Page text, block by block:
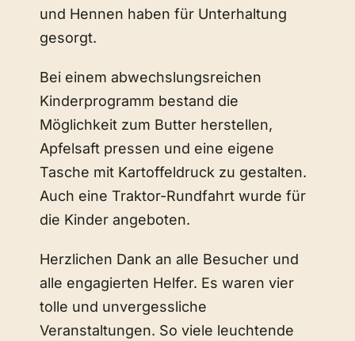
und Hennen haben für Unterhaltung
gesorgt.
Bei einem abwechslungsreichen
Kinderprogramm bestand die
Möglichkeit zum Butter herstellen,
Apfelsaft pressen und eine eigene
Tasche mit Kartoffeldruck zu gestalten.
Auch eine Traktor-Rundfahrt wurde für
die Kinder angeboten.
Herzlichen Dank an alle Besucher und
alle engagierten Helfer. Es waren vier
tolle und unvergessliche
Veranstaltungen. So viele leuchtende